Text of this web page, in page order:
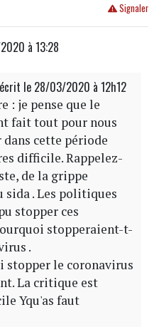
Signaler
à 13:28
le 28/03/2020 à 12h12
: je pense que le
fait tout pour nous
dans cette période
difficile. Rappelez-
de la grippe
sida . Les politiques
stopper ces
stopperaient-t-
.
stopper le coronavirus
La critique est
Yqu'as faut